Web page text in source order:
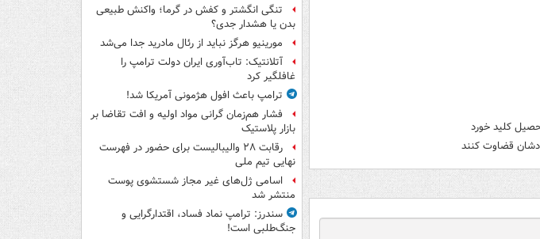
کلید خورد
قضاوت کنند
تنگی انگشتر و کفش در گرما؛ واکنش طبیعی
بدن یا هشدار جدی؟
مورینیو هرگز نباید از رئال مادرید جدا می‌شد
آتلانتیک: تاب‌آوری ایران دولت ترامپ را
غافلگیر کرد
ترامپ باعث افول هژمونی آمریکا شد!
فشار هم‌زمان گرانی مواد اولیه و افت تقاضا بر
بازار پلاستیک
رقابت ۲۸ والیبالیست برای حضور در فهرست
نهایی تیم ملی
اسامی ژل‌های غیر مجاز شستشوی پوست
منتشر شد
سندرز: ترامپ نماد فساد، اقتدارگرایی و
جنگ‌طلبی است!